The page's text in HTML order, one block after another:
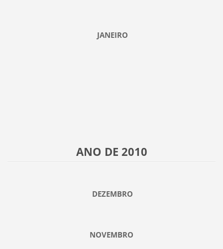
JANEIRO
ANO DE 2010
DEZEMBRO
NOVEMBRO